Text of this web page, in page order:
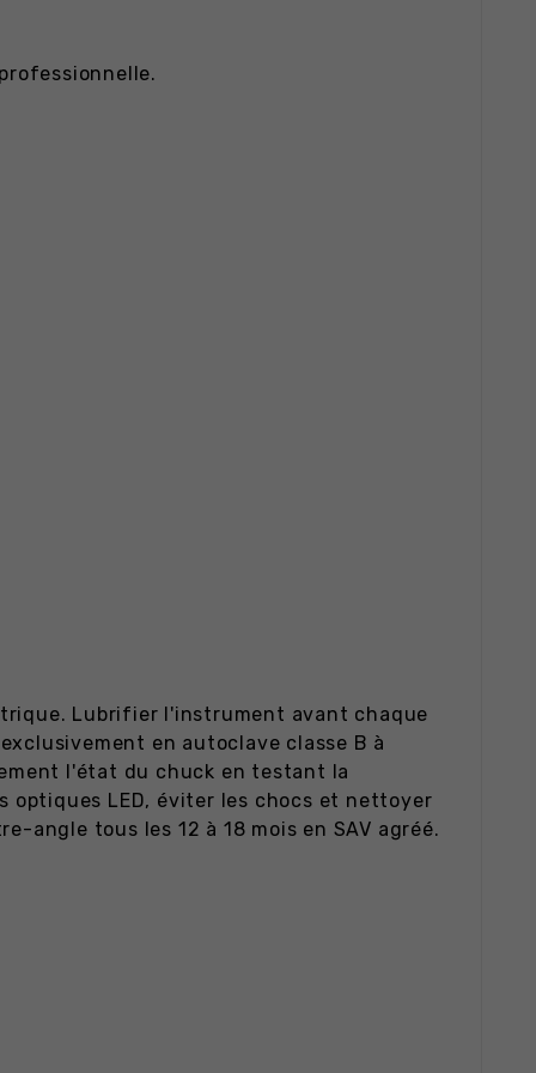
Lubrifier l'instrument avant chaque
en autoclave classe B à
l'état du chuck en testant la
optiques LED, éviter les chocs et nettoyer
angle tous les 12 à 18 mois en SAV agréé.